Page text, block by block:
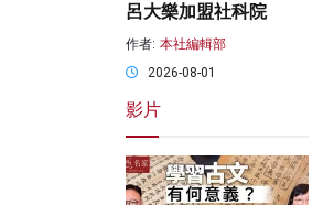
呂大樂加盟社科院
作者: 本社編輯部
2026-08-01
影片